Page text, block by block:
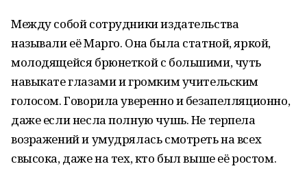
Между собой сотрудники издательства
называли её Марго. Она была статной, яркой,
молодящейся брюнеткой с большими, чуть
навыкате глазами и громким учительским
голосом. Говорила уверенно и безапелляционно,
даже если несла полную чушь. Не терпела
возражений и умудрялась смотреть на всех
свысока, даже на тех, кто был выше её ростом.